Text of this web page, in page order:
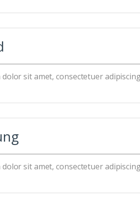
sit amet, consectetuer
sit amet, consectetuer